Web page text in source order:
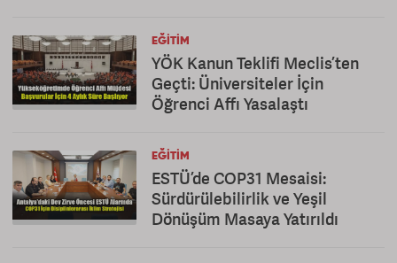
EĞITIM
YÖK Kanun Teklifi Meclis’ten
Geçti: Üniversiteler İçin
Öğrenci Affı Yasalaştı
EĞITIM
ESTÜ’de COP31 Mesaisi:
Sürdürülebilirlik ve Yeşil
Dönüşüm Masaya Yatırıldı